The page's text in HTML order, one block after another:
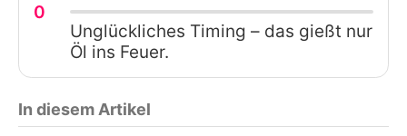
0
Unglückliches Timing – das gießt nur
Öl ins Feuer.
In diesem Artikel